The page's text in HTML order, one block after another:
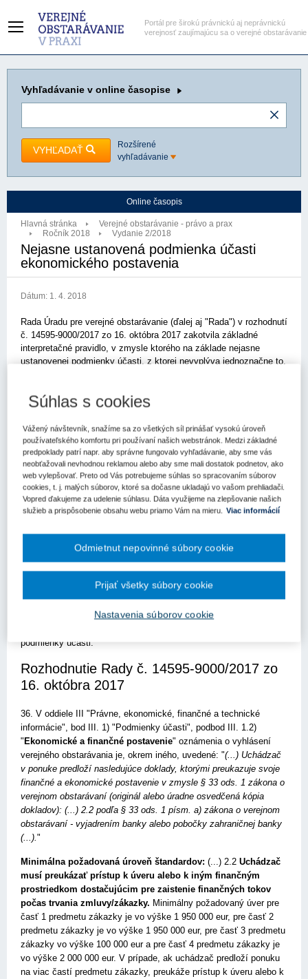
Portál pre širokú právnickú aj neprávnickú
verejnosť zaujímajúcu sa o verejné obstarávanie
Vyhľadávanie v online časopise
VYHĽADAŤ
Rozšírené
vyhľadávanie
Online časopis
Hlavná stránka
Verejné obstarávanie - právo a prax
Ročník 2018
Vydanie 2/2018
Nejasne ustanovená podmienka účasti
ekonomického postavenia
Dátum: 1. 4. 2018
Rada Úradu pre verejné obstarávanie (ďalej aj "Rada") v rozhodnutí
č. 14595-9000/2017 zo 16. októbra 2017 zakotvila základné
interpretačné pravidlo, v zmysle ktorého na základe nejasne
ustanovenej podmienky účasti, z ktorej nevyplýva jednoznačne to,
uvedenými spôsobmi. Uvedené znamená, že v prípade nejasne
uchádzača.
V predmetnom prípade verejný obstarávateľ ustanovil nasledujúcu
podmienku účasti: uchádzač musí preukázať prístup k úveru alebo
k iným finančným prostriedkom dostačujúcim pre zaistenie
finančných tokov počas trvania zmluvy/zákazky. Rada vo svojom
rozhodnutí uviedla, že niektorí záujemcovia mohli predmetnú
preukázať, aby uchádzač mal prístup k úveru kedykoľvek po celý
čas realizácie zákazky, teda výslovné vyjadrenie banky o prístupe
uchádzača k úveru v ustanovenej výške počas realizácie zákazky
malo predstavovať určitý záväzok banky do budúcnosti, že
prostriedky v ustanovenej výške nebudú vyčerpané, ale budú
prístupné po celý čas realizácie tejto zákazky. Z obsahu
rozhodnutia Rady vyplýva, že ktorýkoľvek zo spôsobov uvedenej
podmienky účasti.
Rozhodnutie Rady č. 14595-9000/2017 zo
16. októbra 2017
36. V oddiele III "Právne, ekonomické, finančné a technické
informácie", bod III. 1) "Podmienky účasti", podbod III. 1.2)
" Ekonomické a finančné postavenie" oznámenia o vyhlásení
verejného obstarávania je, okrem iného, uvedené: "(...) Uchádzač
v ponuke predloží nasledujúce doklady, ktorými preukazuje svoje
finančné a ekonomické postavenie v zmysle § 33 ods. 1 zákona o
verejnom obstarávaní (originál alebo úradne osvedčená kópia
dokladov): (...) 2.2 podľa § 33 ods. 1 písm. a) zákona o verejnom
obstarávaní - vyjadrením banky alebo pobočky zahraničnej banky
(...)."
Minimálna požadovaná úroveň štandardov: (...) 2.2 Uchádzač
musí preukázať prístup k úveru alebo k iným finančným
prostriedkom dostačujúcim pre zaistenie finančných tokov
počas trvania zmluvy/zákazky. Minimálny požadovaný úver pre
časť 1 predmetu zákazky je vo výške 1 950 000 eur, pre časť 2
predmetu zákazky je vo výške 1 950 000 eur, pre časť 3 predmetu
zákazky vo výške 100 000 eur a pre časť 4 predmetu zákazky je
vo výške 2 000 000 eur. V prípade, ak uchádzač predloží ponuku
na viac častí predmetu zákazky, preukáže prístup k úveru alebo k
Súhlas s cookies
Vážený návštevník, snažíme sa zo všetkých síl prinášať vysokú úroveň
používateľského komfortu pri používaní našich webstránok. Medzi základné
predpoklady patrí napr. aby správne fungovalo vyhľadávanie, aby sme vás
neobťažovali nevhodnou reklamou alebo aby sme mali dostatok podnetov, ako
web vylepšovať. Preto od Vás potrebujeme súhlas so spracovaním súborov
cookies, t. j. malých súborov, ktoré sa dočasne ukladajú vo vašom prehliadači.
Vopred ďakujeme za udelenie súhlasu. Dáta využijeme na zlepšovanie našich
služieb a prispôsobenie obsahu webu priamo Vám na mieru.
Viac informácií
Nastavenia súborov cookie
Odmietnut nepovinné súbory cookie
Prijať všetky súbory cookie